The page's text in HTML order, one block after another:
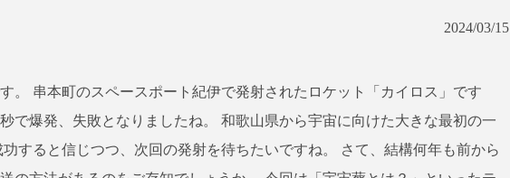
2024/03/15
。 串本町のスペースポート紀伊で発射されたロケット「カイロス」です
で爆発、失敗となりましたね。 和歌山県から宇宙に向けた大きな最初の一
すると信じつつ、次回の発射を待ちたいですね。 さて、結構何年も前から